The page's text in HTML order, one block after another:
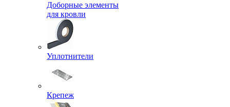
Доборные элементы
для кровли
Уплотнители
Крепеж